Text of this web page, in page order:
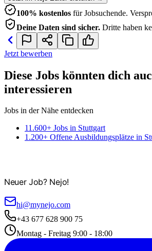
100% kostenlos für Jobsuchende.
Deine Daten sind sicher. Dritte haben
Jetzt bewerben
Diese Jobs könnten dich
interessieren
Jobs in der Nähe entdecken
11.600+ Jobs in Stuttgart
1.200+ Offene Ausbildungsplätze in
Neuer Job? Nejo!
hi@mynejo.com
+43 677 628 900 75
Montag - Freitag 9:00 - 18:00